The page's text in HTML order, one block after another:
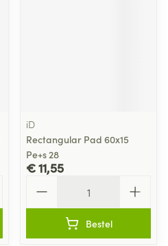
iD
Rectangular Pad 60x15
Pe+s 28
€ 11,55
Bestel